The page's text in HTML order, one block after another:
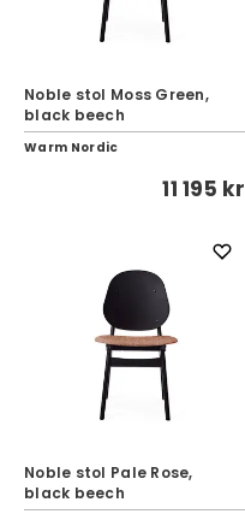
Noble stol Moss Green,
black beech
Warm Nordic
11 195 kr
Noble stol Pale Rose,
black beech